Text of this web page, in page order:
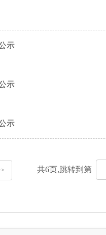
示
示
示
共6页,跳转到第